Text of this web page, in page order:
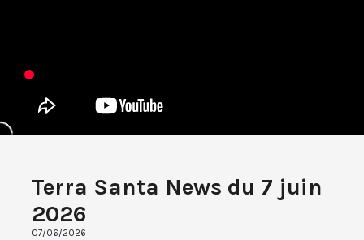
Terra Santa News du 7 juin
2026
07/06/2026